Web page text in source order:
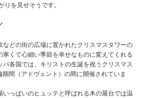
りを見せそうです。
などの街の広場に置かれたクリスマスタワーの
寒くて心細い季節を幸せなものに変えてくれる
パ各国では、キリストの生誕を祝うクリスマス
期間（アドヴェント）の間に開催されていま
いっぱいのヒュッテと呼ばれる木の屋台では温